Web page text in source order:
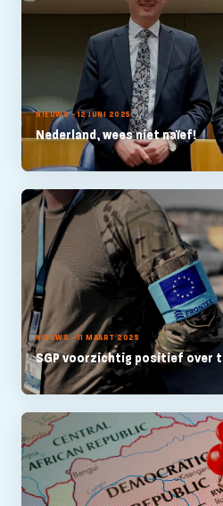
NIEUWS - 12 JUNI 2025
Nederland, wees niet naïef!
NIEUWS - 11 MAART 2025
SGP voorzichtig positief over